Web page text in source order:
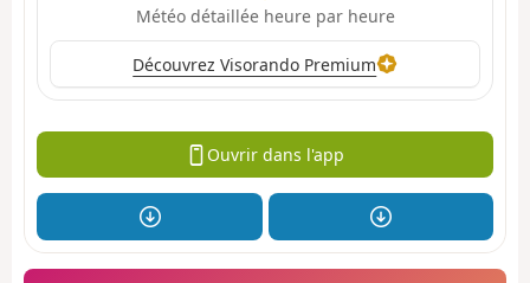
Météo détaillée heure par heure
Découvrez Visorando Premium
Ouvrir dans l'app